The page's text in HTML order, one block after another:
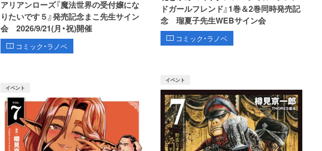
アリアンローズ『魔法世界の受付嬢にな
りたいです５』発売記念まこ先生サイン
会 2026/9/21(月・祝)開催
コミック・ラノベ
ドガールフレンド』1巻＆2巻同時発売記
念 瑠夏子先生WEBサイン会
コミック・ラノベ
イベント
イベント